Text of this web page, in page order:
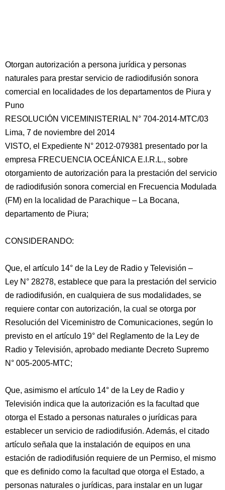
Otorgan autorización a persona jurídica y personas
naturales para prestar servicio de radiodifusión sonora
comercial en localidades de los departamentos de Piura y
Puno
RESOLUCIÓN VICEMINISTERIAL N° 704-2014-MTC/03
Lima, 7 de noviembre del 2014
VISTO, el Expediente N° 2012-079381 presentado por la
empresa FRECUENCIA OCEÁNICA E.I.R.L., sobre
otorgamiento de autorización para la prestación del servicio
de radiodifusión sonora comercial en Frecuencia Modulada
(FM) en la localidad de Parachique – La Bocana,
departamento de Piura;
CONSIDERANDO:
Que, el artículo 14° de la Ley de Radio y Televisión –
Ley N° 28278, establece que para la prestación del servicio
de radiodifusión, en cualquiera de sus modalidades, se
requiere contar con autorización, la cual se otorga por
Resolución del Viceministro de Comunicaciones, según lo
previsto en el artículo 19° del Reglamento de la Ley de
Radio y Televisión, aprobado mediante Decreto Supremo
N° 005-2005-MTC;
Que, asimismo el artículo 14° de la Ley de Radio y
Televisión indica que la autorización es la facultad que
otorga el Estado a personas naturales o jurídicas para
establecer un servicio de radiodifusión. Además, el citado
artículo señala que la instalación de equipos en una
estación de radiodifusión requiere de un Permiso, el mismo
que es definido como la facultad que otorga el Estado, a
personas naturales o jurídicas, para instalar en un lugar